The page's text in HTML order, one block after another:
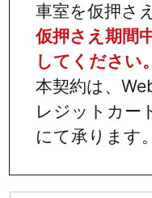
車室を仮押さ
仮押さえ期間
してください。
本契約は、
レジットカー
にて承ります。